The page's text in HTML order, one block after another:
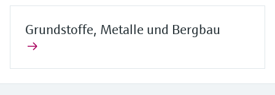
Grundstoffe, Metalle und Bergbau